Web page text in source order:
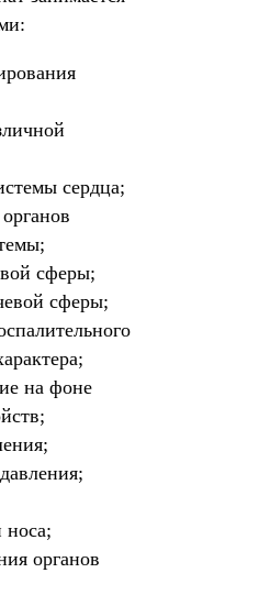
сердца;
сферы;
сферы;
на фоне
носа;
органов